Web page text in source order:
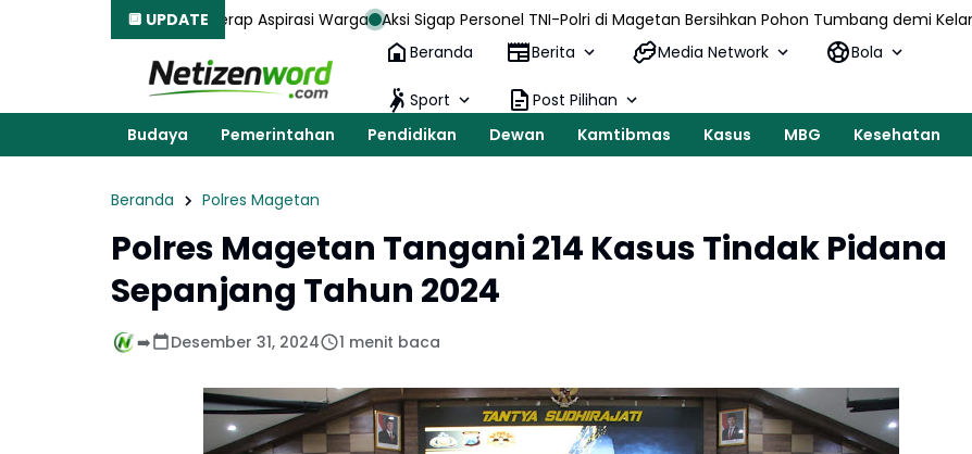
🔲 UPDATE
Dan Serap Aspirasi Warga Aksi Sigap Personel TNI-Polri di Magetan Bersihkan Pohon Tumbang demi Kelancaran Lalu Lintas
Beranda
Berita Media Network Bola
Sport
Post Pilihan
Budaya
Pemerintahan Pendidikan Dewan Kamtibmas Kasus MBG Kesehatan
Beranda Polres Magetan
Polres Magetan Tangani 214 Kasus Tindak Pidana
Sepanjang Tahun 2024
➡️ Desember 31, 2024 1 menit baca